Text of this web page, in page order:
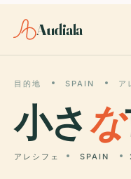
Audiala
目的地 SPAIN ア
小さな
アレシフェ SPAIN